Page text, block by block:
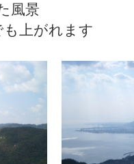
から見た
上がれます